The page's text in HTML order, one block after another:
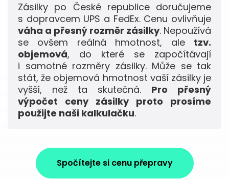
Zásilky po České republice doručujeme
s dopravcem UPS a FedEx. Cenu ovlivňuje
váha a přesný rozměr zásilky. Nepoužívá
se ovšem reálná hmotnost, ale tzv.
objemová, do které se započítávají
i samotné rozměry zásilky. Může se tak
stát, že objemová hmotnost vaší zásilky je
vyšší, než ta skutečná. Pro přesný
výpočet ceny zásilky proto prosíme
použijte naši kalkulačku.
Spočítejte si cenu přepravy